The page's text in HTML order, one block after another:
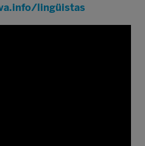
lingüistas